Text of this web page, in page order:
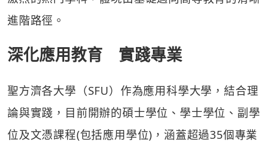
進階路徑。
深化應用教育 實踐專業
聖方濟各大學（SFU）作為應用科學大學，結合理
論與實踐，目前開辦的碩士學位、學士學位、副學
位及文憑課程(包括應用學位)，涵蓋超過35個專業